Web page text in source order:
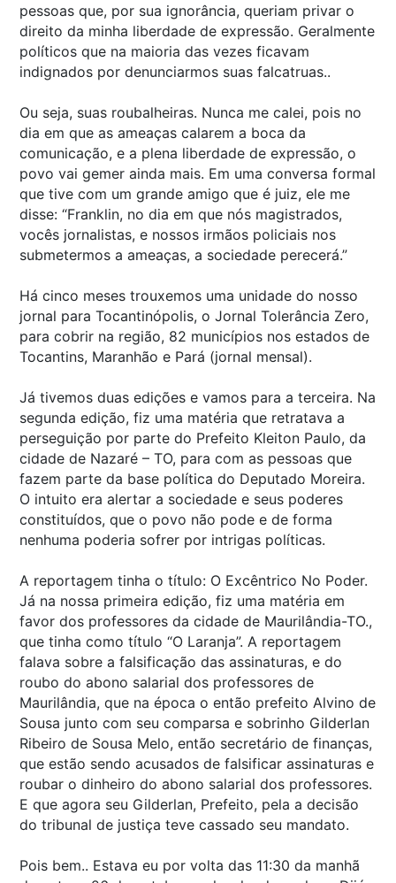
pessoas que, por sua ignorância, queriam privar o
direito da minha liberdade de expressão. Geralmente
políticos que na maioria das vezes ficavam
indignados por denunciarmos suas falcatruas..
Ou seja, suas roubalheiras. Nunca me calei, pois no
dia em que as ameaças calarem a boca da
comunicação, e a plena liberdade de expressão, o
povo vai gemer ainda mais. Em uma conversa formal
que tive com um grande amigo que é juiz, ele me
disse: “Franklin, no dia em que nós magistrados,
vocês jornalistas, e nossos irmãos policiais nos
submetermos a ameaças, a sociedade perecerá.”
Há cinco meses trouxemos uma unidade do nosso
jornal para Tocantinópolis, o Jornal Tolerância Zero,
para cobrir na região, 82 municípios nos estados de
Tocantins, Maranhão e Pará (jornal mensal).
Já tivemos duas edições e vamos para a terceira. Na
segunda edição, fiz uma matéria que retratava a
perseguição por parte do Prefeito Kleiton Paulo, da
cidade de Nazaré – TO, para com as pessoas que
fazem parte da base política do Deputado Moreira.
O intuito era alertar a sociedade e seus poderes
constituídos, que o povo não pode e de forma
nenhuma poderia sofrer por intrigas políticas.
A reportagem tinha o título: O Excêntrico No Poder.
Já na nossa primeira edição, fiz uma matéria em
favor dos professores da cidade de Maurilândia-TO.,
que tinha como título “O Laranja”. A reportagem
falava sobre a falsificação das assinaturas, e do
roubo do abono salarial dos professores de
Maurilândia, que na época o então prefeito Alvino de
Sousa junto com seu comparsa e sobrinho Gilderlan
Ribeiro de Sousa Melo, então secretário de finanças,
que estão sendo acusados de falsificar assinaturas e
roubar o dinheiro do abono salarial dos professores.
E que agora seu Gilderlan, Prefeito, pela a decisão
do tribunal de justiça teve cassado seu mandato.
Pois bem.. Estava eu por volta das 11:30 da manhã